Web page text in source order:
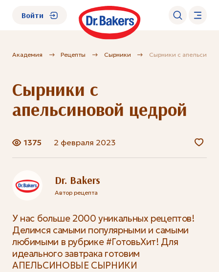
О нас
Каталог
Академия
Где купить?
FAQ
Войти
Академия Рецепты Сырники Сырники с
Сырники с
апельсиновой цедрой
1375 2 февраля 2023
Dr. Bakers
Автор рецепта
У нас больше 2000 уникальных рецептов!
Делимся самыми популярными и самыми
любимыми в рубрике #ГотовьХит! Для
идеального завтрака готовим
АПЕЛЬСИНОВЫЕ СЫРНИКИ